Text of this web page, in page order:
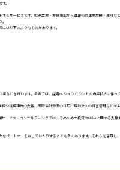
。
るサービスです。戦略立案・方針策定から進出後の事業展開・運用
は以下のようなものがあります。
どを行います。最近では、越境ECやインバウンドの市場拡大に伴っ
や税務申告の支援、国際会計基準の対応、現地法人の経営管理などが主
ービス・コンサルティングでは、そのための投資やM＆Aに関する支
パートナーを有していたりすることも多くあります。それらを活用